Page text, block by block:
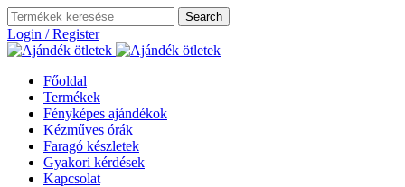
Search
Login / Register
Főoldal
Termékek
Fényképes ajándékok
Kézműves órák
Faragó készletek
Gyakori kérdések
Kapcsolat